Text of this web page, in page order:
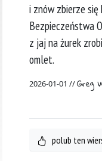
i znów zbierze
Bezpieczeństwa
z jaj na żurek
omlet.
2026-01-01 //Greg
polub ten